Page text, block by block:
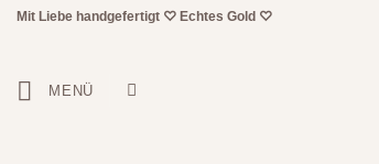
ZumMit Liebe handgefertigt ♡ Echtes Gold ♡
MENÜ